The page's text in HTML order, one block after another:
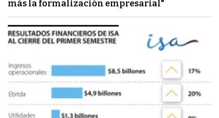
más la formalización empresarial"